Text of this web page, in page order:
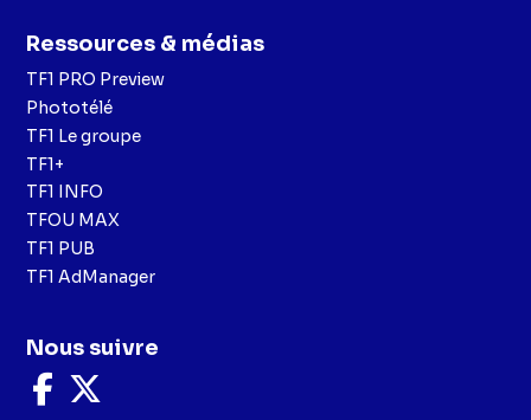
Ressources & médias
TF1 PRO Preview
Phototélé
TF1 Le groupe
TF1+
TF1 INFO
TFOU MAX
TF1 PUB
TF1 AdManager
Nous suivre
Nous
suivre